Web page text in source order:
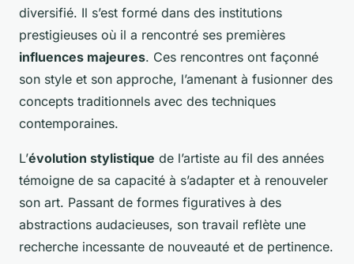
diversifié. Il s’est formé dans des institutions
prestigieuses où il a rencontré ses premières
influences majeures. Ces rencontres ont façonné
son style et son approche, l’amenant à fusionner des
concepts traditionnels avec des techniques
contemporaines.
L’évolution stylistique de l’artiste au fil des années
témoigne de sa capacité à s’adapter et à renouveler
son art. Passant de formes figuratives à des
abstractions audacieuses, son travail reflète une
recherche incessante de nouveauté et de pertinence.